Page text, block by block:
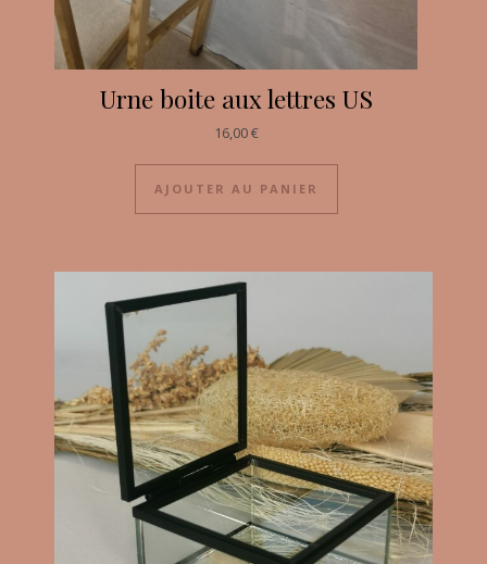
Urne boite aux lettres US
16,00€
AJOUTER AU PANIER